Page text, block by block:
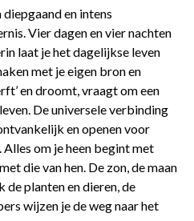
diepgaand en intens
Vier dagen en vier nachten
laat je het dagelijkse leven
met je eigen bron en
en droomt, vraagt om een
De universele verbinding
en openen voor
om je heen begint met
die van hen. De zon, de maan
de planten en dieren, de
wijzen je de weg naar het